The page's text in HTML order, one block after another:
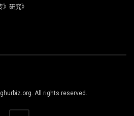
研究》
All rights reserved.